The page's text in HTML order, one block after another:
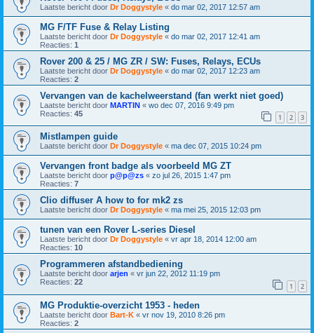
Laatste bericht door Dr Doggystyle « do mar 02, 2017 12:57 am
MG F/TF Fuse & Relay Listing
Laatste bericht door Dr Doggystyle « do mar 02, 2017 12:41 am
Reacties: 1
Rover 200 & 25 / MG ZR / SW: Fuses, Relays, ECUs
Laatste bericht door Dr Doggystyle « do mar 02, 2017 12:23 am
Reacties: 2
Vervangen van de kachelweerstand (fan werkt niet goed)
Laatste bericht door MARTIN « wo dec 07, 2016 9:49 pm
Reacties: 45 1 2 3
Mistlampen guide
Laatste bericht door Dr Doggystyle « ma dec 07, 2015 10:24 pm
Vervangen front badge als voorbeeld MG ZT
Laatste bericht door p@p@zs « zo jul 26, 2015 1:47 pm
Reacties: 7
Clio diffuser A how to for mk2 zs
Laatste bericht door Dr Doggystyle « ma mei 25, 2015 12:03 pm
tunen van een Rover L-series Diesel
Laatste bericht door Dr Doggystyle « vr apr 18, 2014 12:00 am
Reacties: 10
Programmeren afstandbediening
Laatste bericht door arjen « vr jun 22, 2012 11:19 pm
Reacties: 22 1 2
MG Produktie-overzicht 1953 - heden
Laatste bericht door Bart-K « vr nov 19, 2010 8:26 pm
Reacties: 2